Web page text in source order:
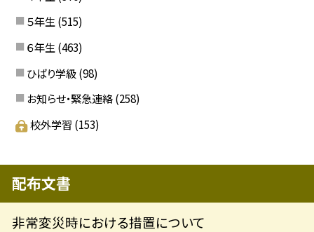
５年生 (515)
６年生 (463)
ひばり学級 (98)
お知らせ・緊急連絡 (258)
校外学習 (153)
配布文書
非常変災時における措置について